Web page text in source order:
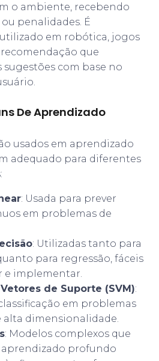
o ambiente, recebendo
penalidades. É
em robótica, jogos
que
sugestões com base no
De Aprendizado
usados em aprendizado
adequado para diferentes
: Usada para prever
em problemas de
: Utilizadas tanto para
para regressão, fáceis
implementar.
de Suporte (SVM):
em problemas
alta dimensionalidade.
: Modelos complexos que
aprendizado profundo